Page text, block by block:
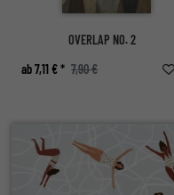
OVERLAP NO. 2
ab 7,11 € * 7,90 €